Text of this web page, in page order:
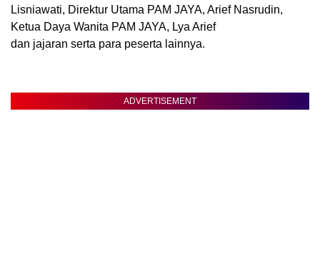
Lisniawati, Direktur Utama PAM JAYA, Arief Nasrudin,
Ketua Daya Wanita PAM JAYA, Lya Arief
dan jajaran serta para peserta lainnya.
ADVERTISEMENT